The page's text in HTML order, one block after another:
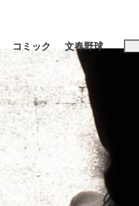
ビュー 読書
コミック 文春野球
田聖子